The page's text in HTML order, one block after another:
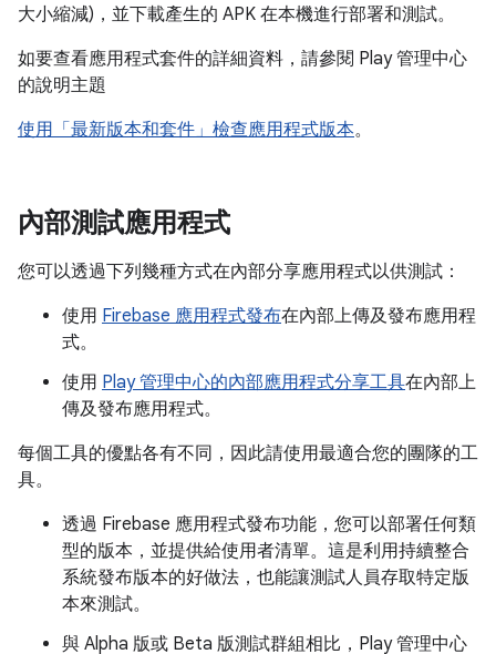
大小縮減)，並下載產生的 APK 在本機進行部署和測試。
如要查看應用程式套件的詳細資料，請參閱 Play 管理中心
的說明主題
使用「最新版本和套件」檢查應用程式版本。
內部測試應用程式
您可以透過下列幾種方式在內部分享應用程式以供測試：
使用 Firebase 應用程式發布在內部上傳及發布應用程
式。
使用 Play 管理中心的內部應用程式分享工具在內部上
傳及發布應用程式。
每個工具的優點各有不同，因此請使用最適合您的團隊的工
具。
透過 Firebase 應用程式發布功能，您可以部署任何類
型的版本，並提供給使用者清單。這是利用持續整合
系統發布版本的好做法，也能讓測試人員存取特定版
本來測試。
與 Alpha 版或 Beta 版測試群組相比，Play 管理中心